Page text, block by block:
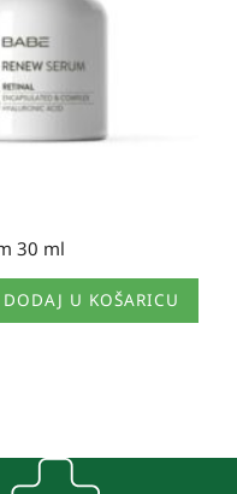
30 ml
DODAJ U KOŠARICU